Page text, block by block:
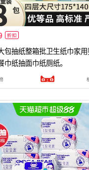
折扣
包抽纸整箱批卫生纸巾家
巾纸抽面巾纸厕纸。